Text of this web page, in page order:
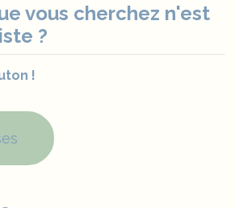
EN LIGNE
+33290097273
D’APPEL
vous cherchez n'est
?
!